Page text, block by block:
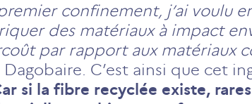
confinement, j’ai voulu
des matériaux à impact
par rapport aux matériaux
C’est ainsi que cet
si la fibre recyclée existe,